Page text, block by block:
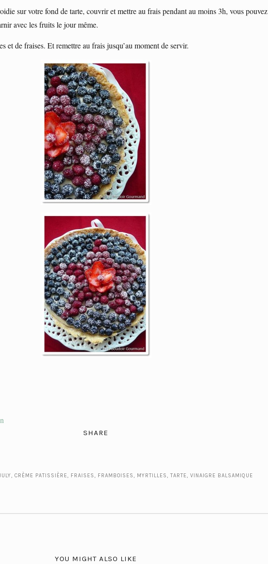
sur votre fond de tarte, couvrir et mettre au frais pendant au moins 3h, vous pouvez
avec les fruits le jour même.
et de fraises. Et remettre au frais jusqu’au moment de servir.
SHARE
, CRÈME PATISSIÈRE, FRAISES, FRAMBOISES, MYRTILLES, TARTE, VINAIGRE BALSAMIQUE
YOU MIGHT ALSO LIKE